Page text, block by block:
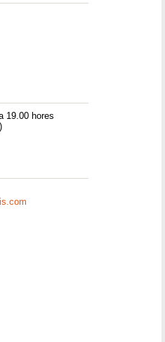
19.00 hores